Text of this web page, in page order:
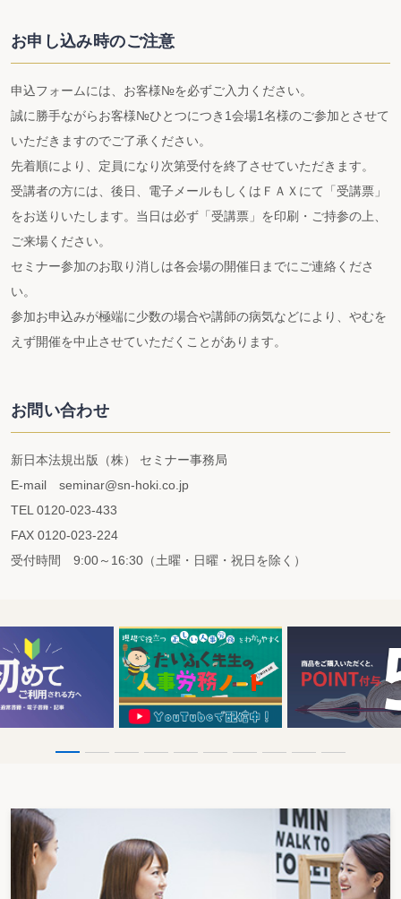
お申し込み時のご注意
申込フォームには、お客様№を必ずご入力ください。
誠に勝手ながらお客様№ひとつにつき1会場1名様のご参加とさせて
いただきますのでご了承ください。
先着順により、定員になり次第受付を終了させていただきます。
受講者の方には、後日、電子メールもしくはＦＡＸにて「受講票」
をお送りいたします。当日は必ず「受講票」を印刷・ご持参の上、
ご来場ください。
セミナー参加のお取り消しは各会場の開催日までにご連絡くださ
い。
参加お申込みが極端に少数の場合や講師の病気などにより、やむを
えず開催を中止させていただくことがあります。
お問い合わせ
新日本法規出版（株） セミナー事務局
E-mail seminar@sn-hoki.co.jp
TEL 0120-023-433
FAX 0120-023-224
受付時間 9:00～16:30（土曜・日曜・祝日を除く）